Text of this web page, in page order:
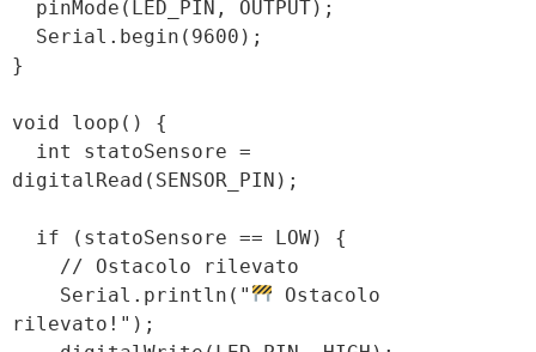
}
void loop() {
digitalRead(SENSOR_PIN);
    Serial.println("
Ostacolo
rilevato!");